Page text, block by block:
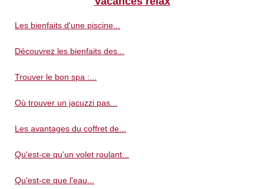
Les bienfaits d'une piscine...
Découvrez les bienfaits des...
Trouver le bon spa :...
Où trouver un jacuzzi pas...
Les avantages du coffret de...
Qu'est-ce qu'un volet roulant...
Qu'est-ce que l'eau...